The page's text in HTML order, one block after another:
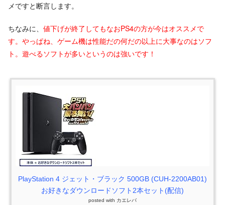
メですと断言します。
ちなみに、 値下げが終了してもなおPS4の方が今はオススメで
す。やっぱね、ゲーム機は性能だの何だの以上に大事なのはソフ
ト。遊べるソフトが多いというのは強いです！
PlayStation 4 ジェット・ブラック 500GB (CUH-2200AB01)
お好きなダウンロードソフト2本セット(配信)
posted with カエレバ